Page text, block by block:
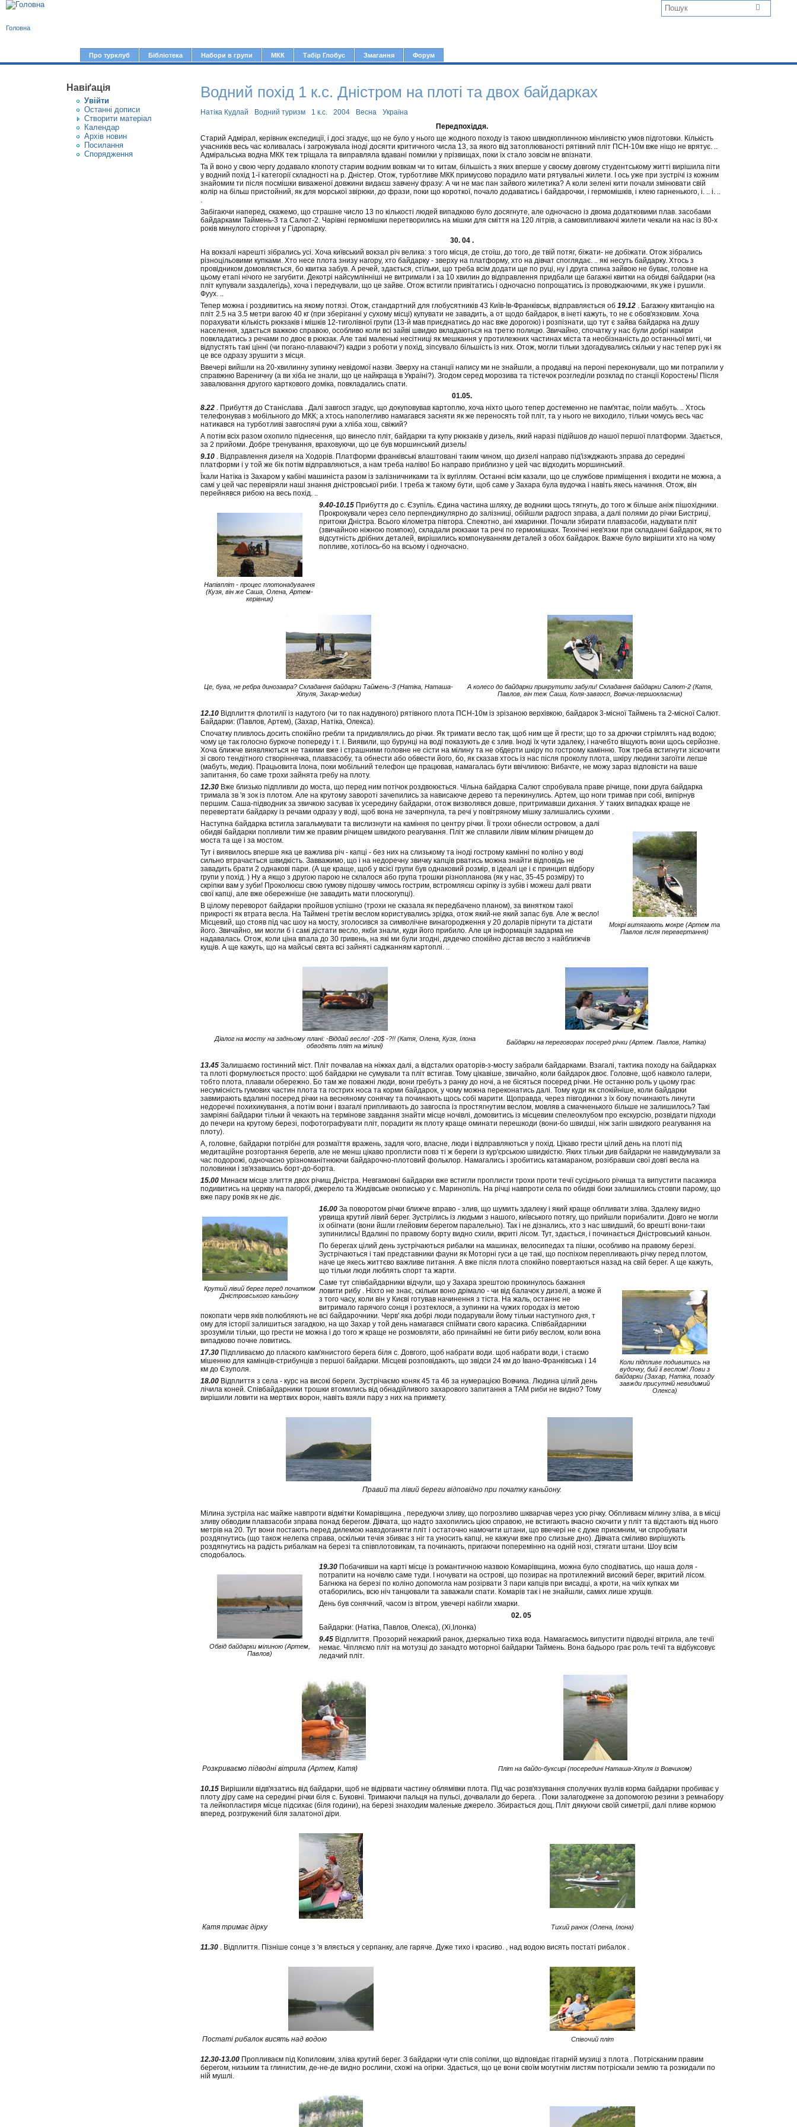
л
о
в
н
Про турклуб Бібліотека Набори в групи МКК Табір Глобус Змагання Форум
Головна
Навіґація
Увiйти
Останні дописи
Створити матерiал
Календар
Архів новин
Посилання
Спорядження
Водний похід 1 к.с. Дністром на плоті та двох байдарках
Натіка Кудлай Водний туризм 1 к.с. 2004 Весна
Україна
Передпохіддя.
Старий Адмірал, керівник експедиції, і досі згадує, що не було у нього ще жодного походу із такою швидкоплинною мінливістю умов підготовки. Кількість
учасників весь час коливалась і загрожувала іноді досягти критичного числа 13, за якого від затоплюваності рятівний пліт ПСН-10м вже ніщо не врятує. ..
Адміральська водна МКК теж тріщала та виправляла вдавані помилки у прізвищах, поки їх стало зовсім не впізнати.
Та й воно у свою чергу додавало клопоту старим водним вовкам чи то китам, більшість з яких вперше у своєму довгому студентському житті вирішила піти
у водний похід 1-ї категорії складності на р. Дністер. Отож, турботливе МКК примусово порадило мати рятувальні жилети. І ось уже при зустрічі із кожним
знайомим ти після посмішки виваженої довжини видаєш завчену фразу: А чи не має пан зайвого жилетика? А коли зелені кити почали змінювати свій
колір на більш пристойний, як для морської звірюки, до фрази, поки що короткої, почало додаватись і байдарочки, і гермомішків, і клею гарненького, і. .. і. ..
.
Забігаючи наперед, скажемо, що страшне число 13 по кількості людей випадково було досягнуте, але одночасно із двома додатковими плав. засобами
байдарками Таймень-3 та Салют-2. Чарівні гермомішки перетворились на мішки для сміття на 120 літрів, а самовипливаючі жилети чекали на нас із 80-х
років минулого сторіччя у Гідропарку.
30. 04 .
На вокзалі нарешті зібрались усі. Хоча київський вокзал річ велика: з того місця, де стоїш, до того, де твій потяг, біжати- не добіжати. Отож зібрались
різноцільовими купками. Хто несе плота знизу нагору, хто байдарку - зверху на платформу, хто на дівчат споглядає. .. які несуть байдарку. Хтось з
провідником домовляється, бо квитка забув. А речей, здається, стільки, що треба всім додати ще по руці, ну і друга спина зайвою не буває, головне на
цьому етапі нічого не загубити. Декотрі найсумлінніші не витримали і за 10 хвилин до відправлення придбали ще багажні квитки на обидві байдарки (на
пліт купували заздалегідь), хоча і передчували, що це зайве. Отож встигли привітатись і одночасно попрощатись із проводжаючими, як уже і рушили.
Фуух. ..
Тепер можна і роздивитись на якому потязі. Отож, стандартний для глобусятників 43 Київ-Ів-Франківськ, відправляється об 19.12. Багажну квитанцію на
пліт 2.5 на 3.5 метри вагою 40 кг (при зберіганні у сухому місці) купувати не завадить, а от щодо байдарок, в інеті кажуть, то не є обов'язковим. Хоча
порахувати кількість рюкзаків і мішків 12-тиголівної групи (13-й мав приєднатись до нас вже дорогою) і розпізнати, що тут є зайва байдарка на душу
населення, здається важкою справою, особливо коли всі зайві швидко вкладаються на третю полицю. Звичайно, спочатку у нас були добрі наміри
повкладатись з речами по двоє в рюкзак. Але такі маленькі несітниці як мешкання у протилежних частинах міста та необізнаність до останньої миті, чи
відпустять такі цінні (чи погано-плаваючі?) кадри з роботи у похід, зіпсувало більшість із них. Отож, могли тільки здогадувались скільки у нас тепер рук і як
це все одразу зрушити з місця.
Ввечері вийшли на 20-хвилинну зупинку невідомої назви. Зверху на станції напису ми не знайшли, а продавці на пероні переконували, що ми потрапили у
справжню Вареничну (а ви хіба не знали, що це найкраща в Україні?). Згодом серед морозива та тістечок розгледіли розклад по станції Коростень! Після
завалювання другого карткового доміка, повкладались спати.
01.05.
8.22. Прибуття до Станіслава . Далі завгосп згадує, що докуповував картоплю, хоча ніхто цього тепер достеменно не пам'ятає, поїли мабуть. .. Хтось
телефонував з мобільного до МКК; а хтось наполегливо намагався засняти як же переносять той пліт, та у нього не виходило, тільки чомусь весь час
натикався на турботливі завгоспячі руки а хліба хош, свіжий?
А потім всіх разом охопило піднесення, що винесло пліт, байдарки та купу рюкзаків у дизель, який наразі підійшов до нашої першої платформи. Здається,
за 2 прийоми. Добре тренування, враховуючи, що це був моршинський дизель!
9.10. Відправлення дизеля на Ходорів. Платформи франківські влаштовані таким чином, що дизелі направо під'ізжджають зправа до середині
платформи і у той же бік потім відправляються, а нам треба наліво! Бо направо приблизно у цей час відходить моршинський.
Їхали Натіка із Захаром у кабіні машиніста разом із залізничниками та їх вугіллям. Останні всім казали, що це службове приміщення і входити не можна, а
самі у цей час перевіряли наші знання дністровської риби. І треба ж такому бути, щоб саме у Захара була вудочка і навіть якесь начиння. Отож, він
перейнявся рибою на весь похід. ..
Напівпліт - процес плотонадування
(Кузя, він же Саша, Олена, Артем-
керівник)
9.40-10.15Прибуття до с. Єзупіль. Єдина частина шляху, де водники щось тягнуть, до того ж більше аніж пішохідники.
Прокрокували через село перпендикулярно до залізниці, обійшли радгосп зправа, а далі полями до річки Бистриці,
притоки Дністра. Всього кілометра півтора. Спекотно, ані хмаринки. Почали збирати плавзасоби, надувати пліт
(звичайною ніжною помпою), складали рюкзаки та речі по гермомішках. Технічні нев'язки при складанні байдарок, як то
відсутність дрібних деталей, вирішились компонуванням деталей з обох байдарок. Важче було вирішити хто на чому
попливе, хотілось-бо на всьому і одночасно.
Це, бува, не ребра динозавра? Складання байдарки Таймень-3 (Натіка, Наташа-
Хіпуля, Захар-медик)
А колесо до байдарки прикрутити забули! Складання байдарки Салют-2 (Катя,
Павлов, він теж Саша, Коля-завгосп, Вовчик-першокласник)
12.10Відплиття флотилії із надутого (чи то пак надувного) рятівного плота ПСН-10м із зрізаною верхівкою, байдарок 3-місної Таймень та 2-місної Салют.
Байдарки: (Павлов, Артем), (Захар, Натіка, Олекса).
Спочатку пливлось досить спокійно гребли та придивлялись до річки. Як тримати весло так, щоб ним ще й грести; що то за дрючки стрімлять над водою;
чому це так голосно буркоче попереду і т. і. Виявили, що бурунці на воді показують де є злив. Іноді їх чути здалеку, і начебто віщують вони щось серйозне.
Хоча ближче виявляються не такими вже і страшними головне не сісти на мілину та не обдерти шкіру по гострому камінню. Тож треба встигнути зіскочити
зі свого тендітного створіннячка, плавзасобу, та обнести або обвести його, бо, як сказав хтось із нас після проколу плота, шкіру людини загоїти легше
(мабуть, медик). Працьовита Ілона, поки мобільний телефон ще працював, намагалась бути ввічливою: Вибачте, не можу зараз відповісти на ваше
запитання, бо саме трохи зайнята гребу на плоту.
12.30Вже близько підпливли до моста, що перед ним потічок роздвоюється. Чільна байдарка Салют спробувала праве річище, поки друга байдарка
тримала зв 'я зок із плотом. Але на крутому завороті зачепились за нависаюче дерево та перекинулись. Артем, що ноги тримав при собі, випірнув
першим. Саша-підводник за звичкою засував їх усередину байдарки, отож визволявся довше, притримавши дихання. У таких випадках краще не
перевертати байдарку із речами одразу у воді, щоб вона не зачерпнула, та речі у повітряному мішку залишались сухими .
Мокрі витягають мокре (Артем та
Павлов після перевертання)
Наступна байдарка встигла загальмувати та вислизнути на каміння по центру річки. Її трохи обнесли островом, а далі
обидві байдарки попливли тим же правим річищем швидкого реагування. Пліт же сплавили лівим мілким річищем до
моста та ще і за мостом.
Тут і виявилось вперше яка це важлива річ - капці - без них на слизькому та іноді гострому камінні по коліно у воді
сильно втрачається швидкість. Завважимо, що і на недоречну звичку капців рватись можна знайти відповідь не
завадить брати 2 однакові пари. (А ще краще, щоб у всієї групи був однаковий розмір, в ідеалі це і є принцип відбору
групи у похід. ) Ну а якщо з другою парою не склалося або група трошки різнопланова (як у нас, 35-45 розміру) то
скріпки вам у зуби! Проколюєш свою гумову підошву чимось гострим, встромляєш скріпку із зубів і можеш далі рвати
свої капці, але вже обережніше (не завадить мати плоскогупці).
В цілому переворот байдарки пройшов успішно (трохи не сказала як передбачено планом), за винятком такої
прикрості як втрата весла. На Таймені третім веслом користувались зрідка, отож який-не який запас був. Але ж весло!
Місцевий, що стояв під час шоу на мосту, зголосився за символічне винагородження у 20 доларів пірнути та дістати
його. Звичайно, ми могли б і самі дістати весло, якби знали, куди його прибило. Але ця інформація задарма не
надавалась. Отож, коли ціна впала до 30 гривень, на які ми були згодні, дядечко спокійно дістав весло з найближчів
кущів. А ще кажуть, що на майські свята всі зайняті саджанням картоплі. ..
Діалог на мосту на задньому плані: -Віддай весло! -20$ -?!! (Катя, Олена, Кузя, Ілона
обводять пліт на мілині)
Байдарки на переговорах посеред річки (Артем. Павлов, Натіка)
13.45Залишаємо гостинний міст. Пліт почвалав на ніжках далі, а відсталих ораторів-з-мосту забрали байдарками. Взагалі, тактика походу на байдарках
та плоті формулюється просто: щоб байдарки не сумували та пліт встигав. Тому цікавіше, звичайно, коли байдарок двоє. Головне, щоб навколо галери,
тобто плота, плавали обережно. Бо там же поважні люди, вони гребуть з ранку до ночі, а не бісяться посеред річки. Не останню роль у цьому грає
несумісність гумових частин плота та гострих носа та корми байдарок, у чому можна переконатись далі. Тому куди як спокійніше, коли байдарки
завмирають вдалині посеред річки на весняному сонячку та починають щось собі марити. Щоправда, через півгодинки з їх боку починають линути
недоречні похихикування, а потім вони і взагалі припливають до завгоспа із простягнутим веслом, мовляв а смачненького більше не залишилось? Такі
замріяні байдарки тільки й чекають на термінове завдання знайти місце ночівлі, домовитись із місцевим спелеоклубом про екскурсію, розвідати підходи
до печери на крутому березі, пофотографувати пліт, порадити як плоту краще оминати перешкоди (вони-бо швидші, ніж загін швидкого реагування на
плоту).
А, головне, байдарки потрібні для розмаїття вражень, задля чого, власне, люди і відправляються у похід. Цікаво грести цілий день на плоті під
медитаційне розгортання берегів, але не менш цікаво проплисти повз ті ж береги із кур'єрською швидкістю. Яких тільки див байдарки не навидумували за
час подорожі, одночасно урізноманітнюючи байдарочно-плотовий фольклор. Намагались і зробитись катамараном, розібравши свої довгі весла на
половинки і зв'язавшись борт-до-борта.
15.00Минаєм місце злиття двох річищ Дністра. Невгамовні байдарки вже встигли проплисти трохи проти течії сусіднього річища та випустити пасажира
подивитись на церкву на пагорбі, джерело та Жидівське окописько у с. Маринопіль. На річці навпроти села по обидві боки залишились стовпи парому, що
вже пару років як не діє.
Крутий лівий берег перед початком
Дністровського каньйону
16.00За поворотом річки ближче вправо - злив, що шумить здалеку і який краще обпливати зліва. Здалеку видно
урвища крутий лівий берег. Зустрілись із людьми з нашого, київського потягу, що прийшли порибалити. Довго не могли
іх обігнати (вони йшли глейовим берегом паралельно). Так і не дізнались, хто з нас швидший, бо врешті вони-таки
зупинились! Вдалині по правому борту видно схили, вкриті лісом. Тут, здається, і починається Дністровський каньон.
По берегах цілий день зустрічаються рибалки на машинах, велосипедах та пішки, особливо на правому березі.
Зустрічаються і такі представники фауни як Моторні гуси а це такі, що поспіхом перепливають річку перед плотом,
наче це якесь життєво важливе питання. А вже після плота спокійно повертаються назад на свій берег. А ще кажуть,
що тільки люди люблять спорт та жарти.
Коли підпливе подивитись на
вудочку, бий її веслом! Лови з
байдарки (Захар, Натіка, позаду
завжди присутній невидимий
Олекса)
Саме тут співбайдарники відчули, що у Захара зрештою прокинулось бажання
ловити рибу . Ніхто не знає, скільки воно дрімало - чи від балачок у дизелі, а може й
з того часу, коли він у Києві готував начинення з тіста. На жаль, останнє не
витримало гарячого сонця і розтеклося, а зупинки на чужих городах із метою
покопати черв яків полюбляють не всі байдарочники. Черв' яка добрі люди подарували йому тільки наступного дня, т
ому для історії залишиться загадкою, на що Захар у той день намагався спіймати свого карасика. Співбайдарники
зрозуміли тільки, що грести не можна і до того ж краще не розмовляти, або принаймні не бити рибу веслом, коли вона
випадково почне ловитись.
17.30Підпливаємо до плаского кам'янистого берега біля с. Довгого, щоб набрати води. щоб набрати води, і стаємо
мішенню для камінців-стрибунців з першої байдарки. Місцеві розповідають, що звідси 24 км до Івано-Франківська і 14
км до Єзуполя.
18.00Відплиття з села - курс на високі береги. Зустрічаємо коняк 45 та 46 за нумерацією Вовчика. Людина цілий день
лічила коней. Співбайдарники трошки втомились від обнадійливого захарового запитання а ТАМ риби не видно? Тому
вирішили ловити на мертвих ворон, навіть взяли пару з них на прикмету.
Правий та лівий береги відповідно при початку каньйону.
Мілина зустріла нас майже навпроти відмітки Комарівщина , передуючи зливу, що погрозливо шкварчав через усю річку. Обпливаєм мілину зліва, а в місці
зливу обводим плавзасоби зправа понад берегом. Дівчата, що надто захопились цією справою, не встигають вчасно скочити у пліт та відстають від нього
метрів на 20. Тут вони постають перед дилемою навздоганяти пліт і остаточно намочити штани, що ввечері не є дуже приємним, чи спробувати
роздягнутись (що також нелегка справа, оскільки течія збиває з ніг та уносить капці, не кажучи вже про слизьке дно). Дівчата сміливо вирішують
роздягнутись на радість рибалкам на березі та співплотовикам, та починають, пригаючи поперемінно на одній нозі, стягати штани. Шоу всім
сподобалось.
Обвід байдарки мілиною (Артем,
Павлов)
19.30Побачивши на карті місце із романтичною назвою Комарівщина, можна було сподіватись, що наша доля -
потрапити на ночівлю саме туди. І ночувати на острові, що позирає на протилежний високий берег, вкритий лісом.
Багнюка на березі по коліно допомогла нам розірвати 3 пари капців при висадці, а кроти, на чиїх купках ми
отаборились, всю ніч танцювали та заважали спати. Комарів так і не знайшли, самих лише хрущів.
День був сонячний, часом із вітром, увечері набігли хмарки.
02. 05
Байдарки: (Натіка, Павлов, Олекса), (Хі,Ілонка)
9.45Відплиття. Прозорий нежаркий ранок, дзеркально тиха вода. Намагаємось випустити підводні вітрила, але течії
немає. Чіпляємо пліт на мотузці до занадто моторної байдарки Таймень. Вона бадьоро грає роль течії та відбуксовує
ледачий пліт.
Розкриваємо підводні вітрила (Артем, Катя) Пліт на байдо-буксирі (посередині Наташа-Хіпуля із Вовчиком)
10.15Вирішили відв'язатись від байдарки, щоб не відірвати частину облямівки плота. Під час розв'язування сполучних вузлів корма байдарки пробиває у
плоту діру саме на середині річки біля с. Буковні. Тримаючи пальця на пульсі, дочвалали до берега. . Поки залагоджене за допомогою резини з ремнабору
та лейкопластиря місце підсихає (біля години), на березі знаходим маленьке джерело. Збирається дощ. Пліт дякуючи своїй симетрії, далі пливе кормою
вперед, розгружений біля залатоної діри.
Катя тримає дірку Тихий ранок (Олена, Ілона)
11.30. Відплиття. Пізніше сонце з 'я вляється у серпанку, але гаряче. Дуже тихо і красиво. , над водою висять постаті рибалок .
Постаті рибалок висять над водою Співочий пліт
12.30-13.00Пропливаєм під Копиловим, зліва крутий берег. З байдарки чути спів сопілки, що відповідає гітарній музиці з плота . Потрісканим правим
берегом, низьким та глинистим, де-не-де видно рослини, схожі на огірки. Здається, що це вони своїм могутнім листям потріскали землю та розкидали по
ній мушлі.